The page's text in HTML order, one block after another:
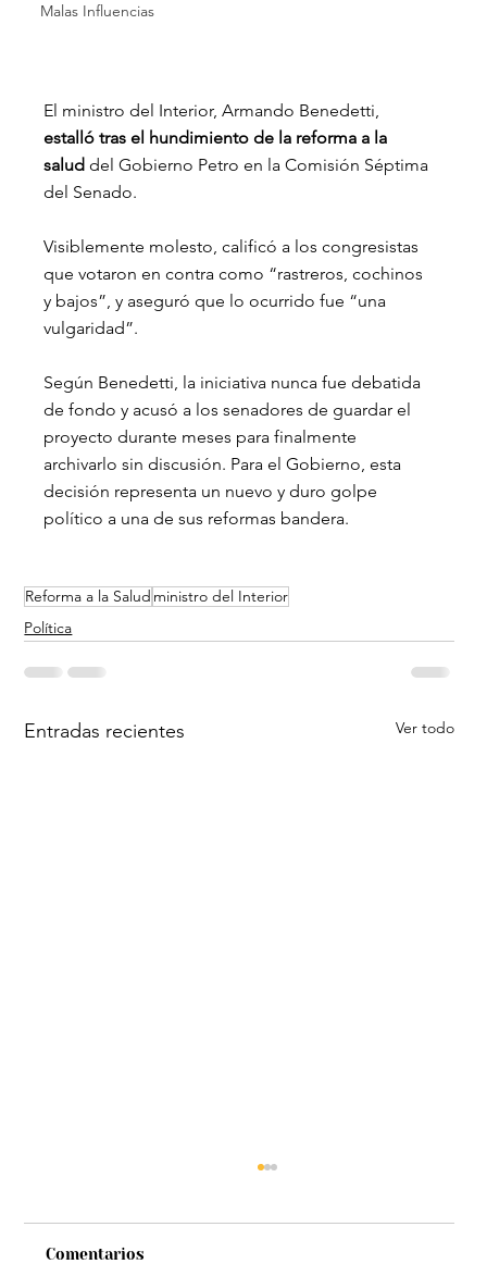
Malas Influencias
El ministro del Interior, Armando Benedetti,
estalló tras el hundimiento de la reforma a la
salud del Gobierno Petro en la Comisión Séptima
del Senado.
Visiblemente molesto, calificó a los congresistas
que votaron en contra como “rastreros, cochinos
y bajos”, y aseguró que lo ocurrido fue “una
vulgaridad”.
Según Benedetti, la iniciativa nunca fue debatida
de fondo y acusó a los senadores de guardar el
proyecto durante meses para finalmente
archivarlo sin discusión. Para el Gobierno, esta
decisión representa un nuevo y duro golpe
político a una de sus reformas bandera.
Reforma a la Salud ministro del Interior
Política
Entradas recientes Ver todo
Comentarios